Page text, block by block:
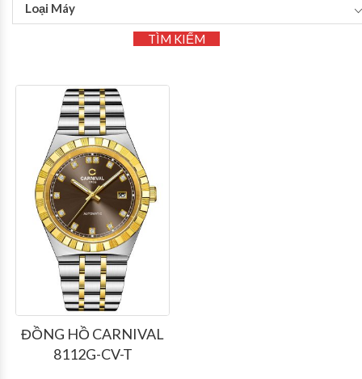
Loại Máy
TÌM KIẾM
ĐỒNG HỒ CARNIVAL
8112G-CV-T